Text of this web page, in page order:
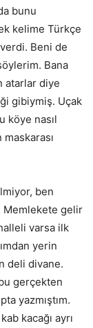
bunu
kelime Türkçe
Beni de
Bana
atarlar diye
gibiymiş. Uçak
köye nasıl
ben
Memlekete gelir
varsa ilk
yerin
deli divane.
gerçekten
yazmıştım.
kacağı ayrı